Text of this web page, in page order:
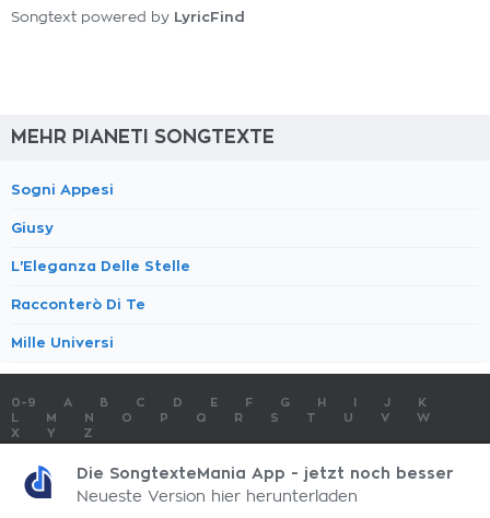
Songtext powered by LyricFind
MEHR PIANETI SONGTEXTE
Sogni Appesi
Giusy
L'Eleganza Delle Stelle
Racconterò Di Te
Mille Universi
0-9 A B C D E F G H J
K
M N O P Q R S T U V
W
X
Y Z
SONGTEXTE ABSCHICKEN
KONTAKT IMPRESSUM
SongtexteMania.com - Copyright © 2026 - All Rights Reserved
Die SongtexteMania App - jetzt noch besser
Neueste Version hier herunterladen